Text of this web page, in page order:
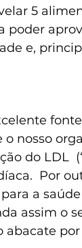
5
poder
e,
nosso
do LDL
Por
a
assim o
abacate